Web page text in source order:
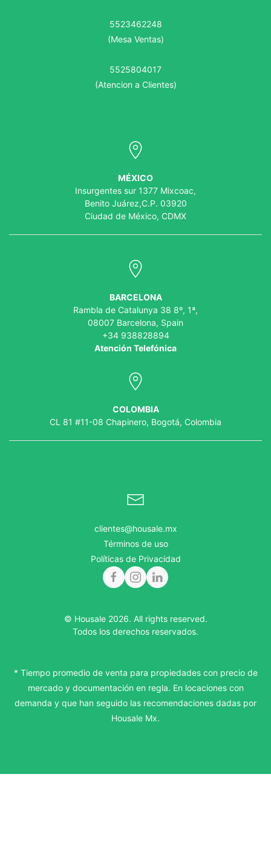
MÉXICO
Insurgentes sur 1377 Mixcoac,
Benito Juárez,C.P. 03920
Ciudad de México, CDMX
BARCELONA
Rambla de Catalunya 38 8º, 1ª,
08007 Barcelona, Spain
+34 938828894
Atención Telefónica
5523462248
(Mesa Ventas)
5525804017
(Atencion a Clientes)
COLOMBIA
CL 81 #11-08 Chapinero, Bogotá, Colombia
clientes@housale.mx
Términos de uso
Políticas de Privacidad
© Housale 2026. All rights reserved.
Todos los derechos reservados.
* Tiempo promedio de venta para propiedades con precio de
mercado y documentación en regla. En locaciones con
demanda y que han seguido las recomendaciones dadas por
Housale Mx.